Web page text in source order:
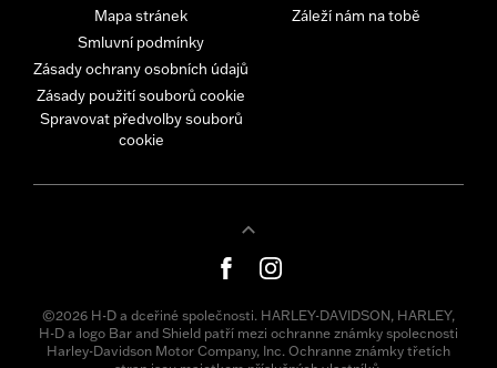
Mapa stránek
Smluvní podmínky
Zásady ochrany osobních údajů
Zásady použití souborů cookie
Spravovat předvolby souborů
cookie
Záleží nám na tobě
©2026 H-D a dceřiné společnosti. HARLEY-DAVIDSON, HARLEY,
H-D a logo Bar and Shield patří mezi ochranne známky spolecnosti
Harley-Davidson Motor Company, Inc. Ochranne známky třetích